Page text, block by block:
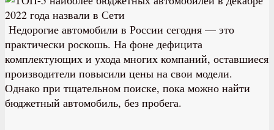
Недорогие автомобили в России сегодня — это
практически роскошь. На фоне дефицита
комплектующих и ухода многих компаний, оставшиеся
производители повысили цены на свои модели.
Однако при тщательном поиске, пока можно найти
бюджетный автомобиль, без пробега.